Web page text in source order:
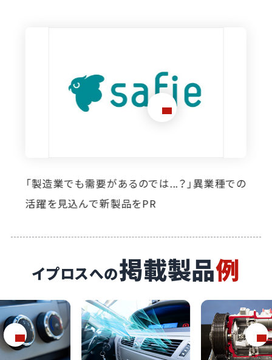
想定外のニーズ発掘に寄与。イプロス掲載によ
り自社製品の活躍の場が広がっています
イプロスへの掲載製品例